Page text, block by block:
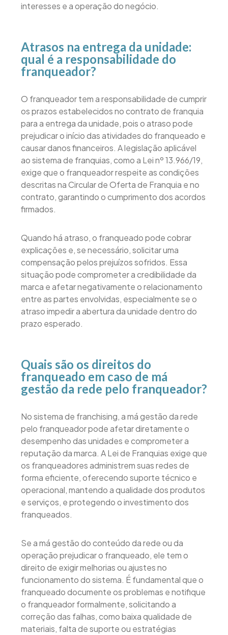
interesses e a operação do negócio.
Atrasos na entrega da unidade:
qual é a responsabilidade do
franqueador?
O franqueador tem a responsabilidade de cumprir
os prazos estabelecidos no contrato de franquia
para a entrega da unidade, pois o atraso pode
prejudicar o início das atividades do franqueado e
causar danos financeiros. A legislação aplicável
ao sistema de franquias, como a Lei nº 13.966/19,
exige que o franqueador respeite as condições
descritas na Circular de Oferta de Franquia e no
contrato, garantindo o cumprimento dos acordos
firmados.
Quando há atraso, o franqueado pode cobrar
explicações e, se necessário, solicitar uma
compensação pelos prejuízos sofridos. Essa
situação pode comprometer a credibilidade da
marca e afetar negativamente o relacionamento
entre as partes envolvidas, especialmente se o
atraso impedir a abertura da unidade dentro do
prazo esperado.
Quais são os direitos do
franqueado em caso de má
gestão da rede pelo franqueador?
No sistema de franchising, a má gestão da rede
pelo franqueador pode afetar diretamente o
desempenho das unidades e comprometer a
reputação da marca. A Lei de Franquias exige que
os franqueadores administrem suas redes de
forma eficiente, oferecendo suporte técnico e
operacional, mantendo a qualidade dos produtos
e serviços, e protegendo o investimento dos
franqueados.
Se a má gestão do conteúdo da rede ou da
operação prejudicar o franqueado, ele tem o
direito de exigir melhorias ou ajustes no
funcionamento do sistema. É fundamental que o
franqueado documente os problemas e notifique
o franqueador formalmente, solicitando a
correção das falhas, como baixa qualidade de
materiais, falta de suporte ou estratégias